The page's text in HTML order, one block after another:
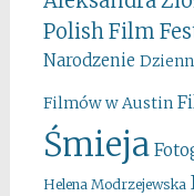
Polish Film
Narodzenie
Filmów w Austin
Śmieja
Helena Modrzejewska